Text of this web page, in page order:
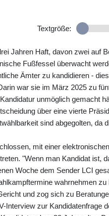
Textgröße:
Jahren Haft, davon zwei auf
Fußfessel überwacht
Ämter zu kandidieren -
war sie im März 2025 zu
unmöglich gemacht
über eine vierte
sind abgegolten, da
mit einer
"Wenn man Kandidat ist,
Woche dem Sender LCI
wahrnehmen zu
und zog sich zu
Interview zur Kandidatenfrage